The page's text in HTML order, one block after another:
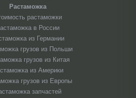
Растаможка
растаможки
в России
из Германии
грузов из Польши
грузов из Китая
из Америки
грузов из Европы
запчастей